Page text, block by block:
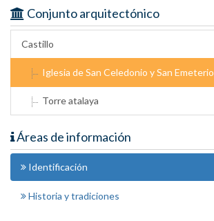
Conjunto arquitectónico
Castillo
Iglesia de San Celedonio y San Emeterio
Torre atalaya
Áreas de información
Identificación
Historia y tradiciones